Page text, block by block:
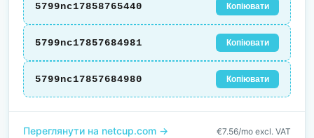
5799nc17858765440 Копіювати
5799nc17857684981 Копіювати
5799nc17857684980 Копіювати
Переглянути на netcup.com → €7.56/mo excl. VAT